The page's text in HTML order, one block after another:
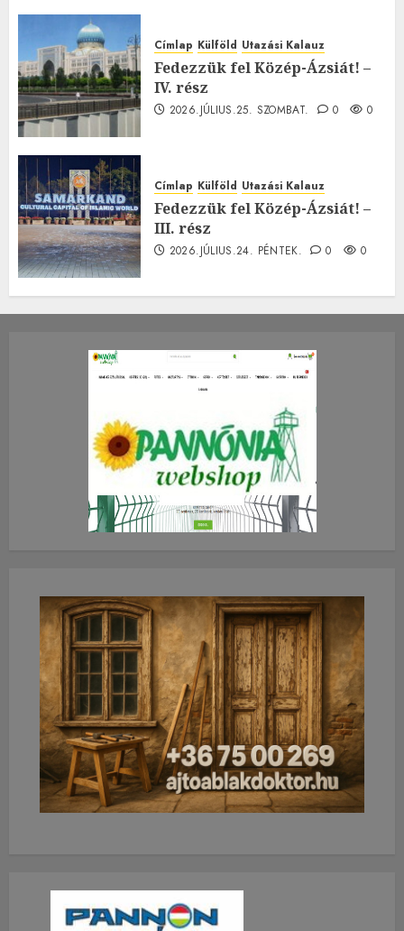
Címlap Külföld Utazási Kalauz
Fedezzük fel Közép-Ázsiát! –
IV. rész
2026.JÚLIUS.25. SZOMBAT. 0 0
Címlap Külföld Utazási Kalauz
Fedezzük fel Közép-Ázsiát! –
III. rész
2026.JÚLIUS.24. PÉNTEK. 0 0